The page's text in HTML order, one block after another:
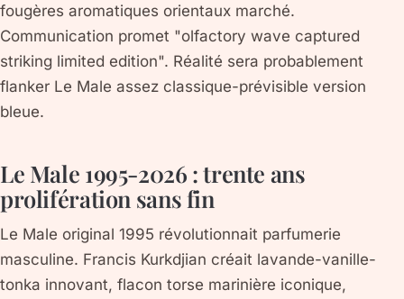
fougères aromatiques orientaux marché.
Communication promet "olfactory wave captured
striking limited edition". Réalité sera probablement
flanker Le Male assez classique-prévisible version
bleue.
Le Male 1995-2026 : trente ans
prolifération sans fin
Le Male original 1995 révolutionnait parfumerie
masculine. Francis Kurkdjian créait lavande-vanille-
tonka innovant, flacon torse marinière iconique,